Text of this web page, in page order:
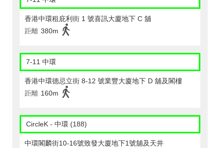
香港中環租庇利街 1 號喜訊大廈地下 C 舖
距離 380m
7-11 中環
香港中環德忌立街 8-12 號業豐大廈地下 D 舖及閣樓
距離 160m
CircleK - 中環 (188)
中環閣麟街10-16號致發大廈地下1號舖及天井